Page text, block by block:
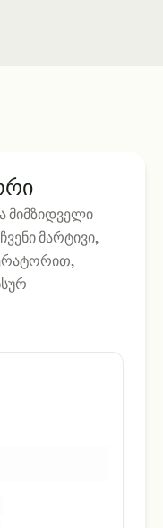
მიმზიდველი
მარტივი,